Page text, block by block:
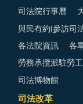
司法院行事曆
與民有約(參訪司
各法院資訊 各
勞務承攬派駐勞
司法博物館
司法改革